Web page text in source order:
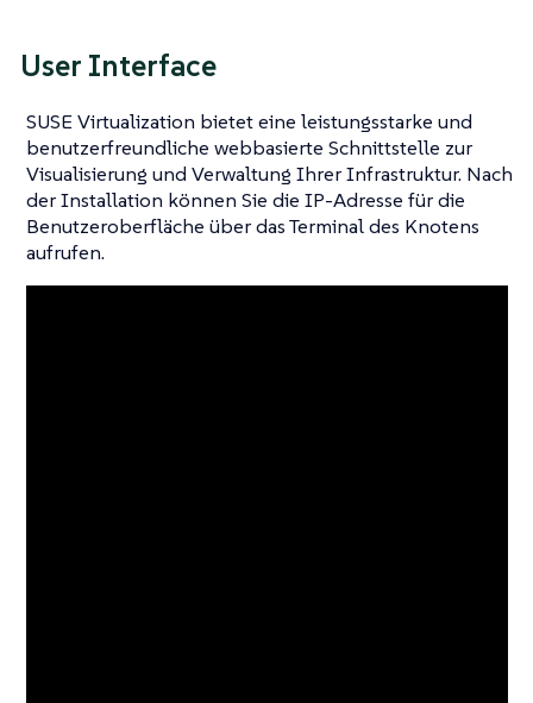
User Interface
SUSE Virtualization bietet eine leistungsstarke und
benutzerfreundliche webbasierte Schnittstelle zur
Visualisierung und Verwaltung Ihrer Infrastruktur. Nach
der Installation können Sie die IP-Adresse für die
Benutzeroberfläche über das Terminal des Knotens
aufrufen.